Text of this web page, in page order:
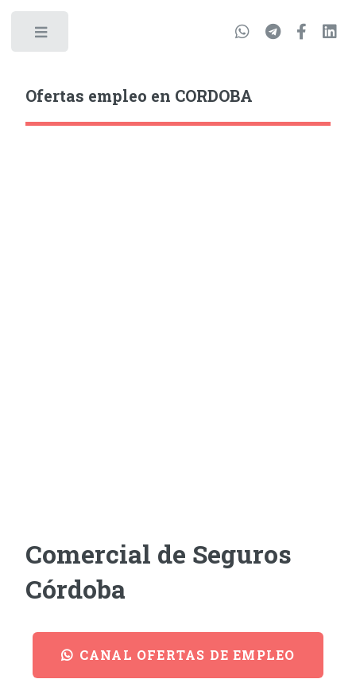
Ofertas empleo en CORDOBA
Comercial de Seguros
Córdoba
CANAL OFERTAS DE EMPLEO